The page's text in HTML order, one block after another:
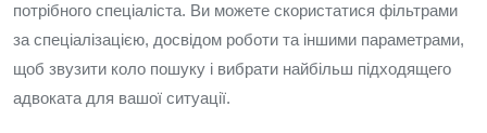
потрібного спеціаліста. Ви можете скористатися фільтрами
за спеціалізацією, досвідом роботи та іншими параметрами,
щоб звузити коло пошуку і вибрати найбільш підходящего
адвоката для вашої ситуації.